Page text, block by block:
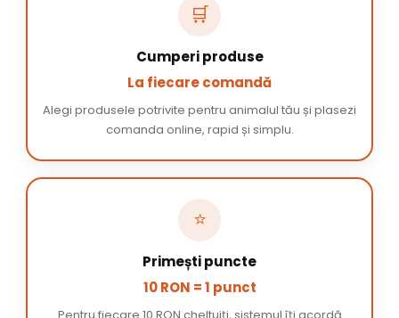
🛒
Cumperi produse
La fiecare comandă
Alegi produsele potrivite pentru animalul tău și plasezi
comanda online, rapid și simplu.
⭐
Primești puncte
10 RON = 1 punct